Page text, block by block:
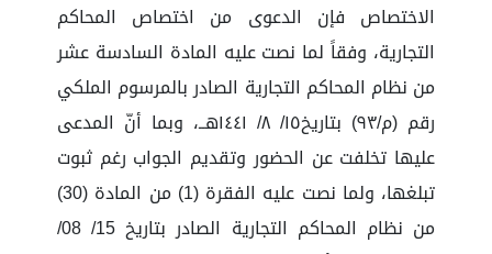
الاختصاص فإن الدعوى من اختصاص المحاكم
التجارية، وفقاً لما نصت عليه المادة السادسة عشر
من نظام المحاكم التجارية الصادر بالمرسوم الملكي
رقم (م/٩٣) بتاريخ١٥/ ٨/ ١٤٤١هــ، وبما أنّ المدعى
عليها تخلفت عن الحضور وتقديم الجواب رغم ثبوت
تبلغها، ولما نصت عليه الفقرة (1) من المادة (30)
من نظام المحاكم التجارية الصادر بتاريخ 15/ 08/